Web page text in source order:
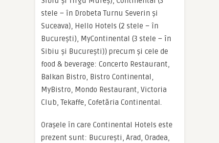
stele – în Drobeta Turnu Severin și
Suceava), Hello Hotels (2 stele – în
București), MyContinental (3 stele – în
Sibiu și București)) precum și cele de
food & beverage: Concerto Restaurant,
Balkan Bistro, Bistro Continental,
MyBistro, Mondo Restaurant, Victoria
Club, Tekaffe, Cofetăria Continental.
Orașele în care Continental Hotels este
prezent sunt: București, Arad, Oradea,